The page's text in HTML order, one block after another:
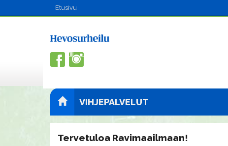
Etusivu
VIHJEPALVELUT
Tervetuloa Ravimaailmaan!